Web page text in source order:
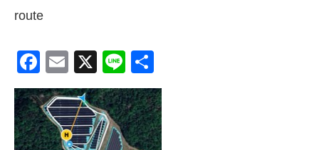
route
Facebook
Email
X Line
有